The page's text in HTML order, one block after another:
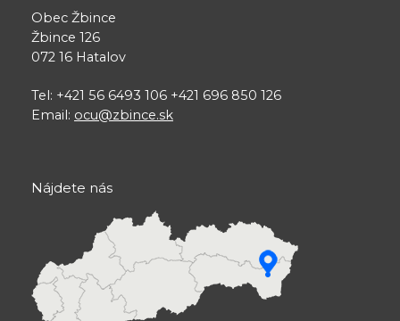
Obec Žbince
Žbince 126
072 16 Hatalov
Tel: +421 56 6493 106 +421 696 850 126
Email: ocu@zbince.sk
Nájdete nás